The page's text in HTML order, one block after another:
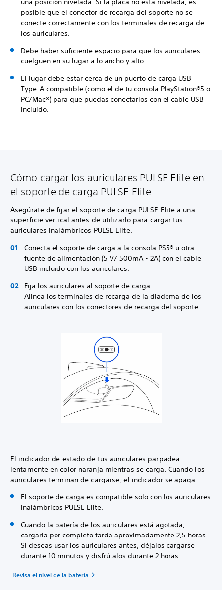
una posición nivelada. Si la placa no está nivelada, es
posible que el conector de recarga del soporte no se
conecte correctamente con los terminales de recarga de
los auriculares.
Debe haber suficiente espacio para que los auriculares
cuelguen en su lugar a lo ancho y alto.
El lugar debe estar cerca de un puerto de carga USB
Type-A compatible (como el de tu consola PlayStation®5 o
PC/Mac®) para que puedas conectarlos con el cable USB
incluido.
Cómo cargar los auriculares PULSE Elite en
el soporte de carga PULSE Elite
Asegúrate de fijar el soporte de carga PULSE Elite a una
superficie vertical antes de utilizarlo para cargar tus
auriculares inalámbricos PULSE Elite.
Conecta el soporte de carga a la consola PS5® u otra
fuente de alimentación (5 V/ 500mA - 2A) con el cable
USB incluido con los auriculares.
Fija los auriculares al soporte de carga.
Alinea los terminales de recarga de la diadema de los
auriculares con los conectores de recarga del soporte.
El indicador de estado de tus auriculares parpadea
lentamente en color naranja mientras se carga. Cuando los
auriculares terminan de cargarse, el indicador se apaga.
El soporte de carga es compatible solo con los auriculares
inalámbricos PULSE Elite.
Cuando la batería de los auriculares está agotada,
cargarla por completo tarda aproximadamente 2,5 horas.
Si deseas usar los auriculares antes, déjalos cargarse
durante 10 minutos y disfrútalos durante 2 horas.
Revisa el nivel de la batería